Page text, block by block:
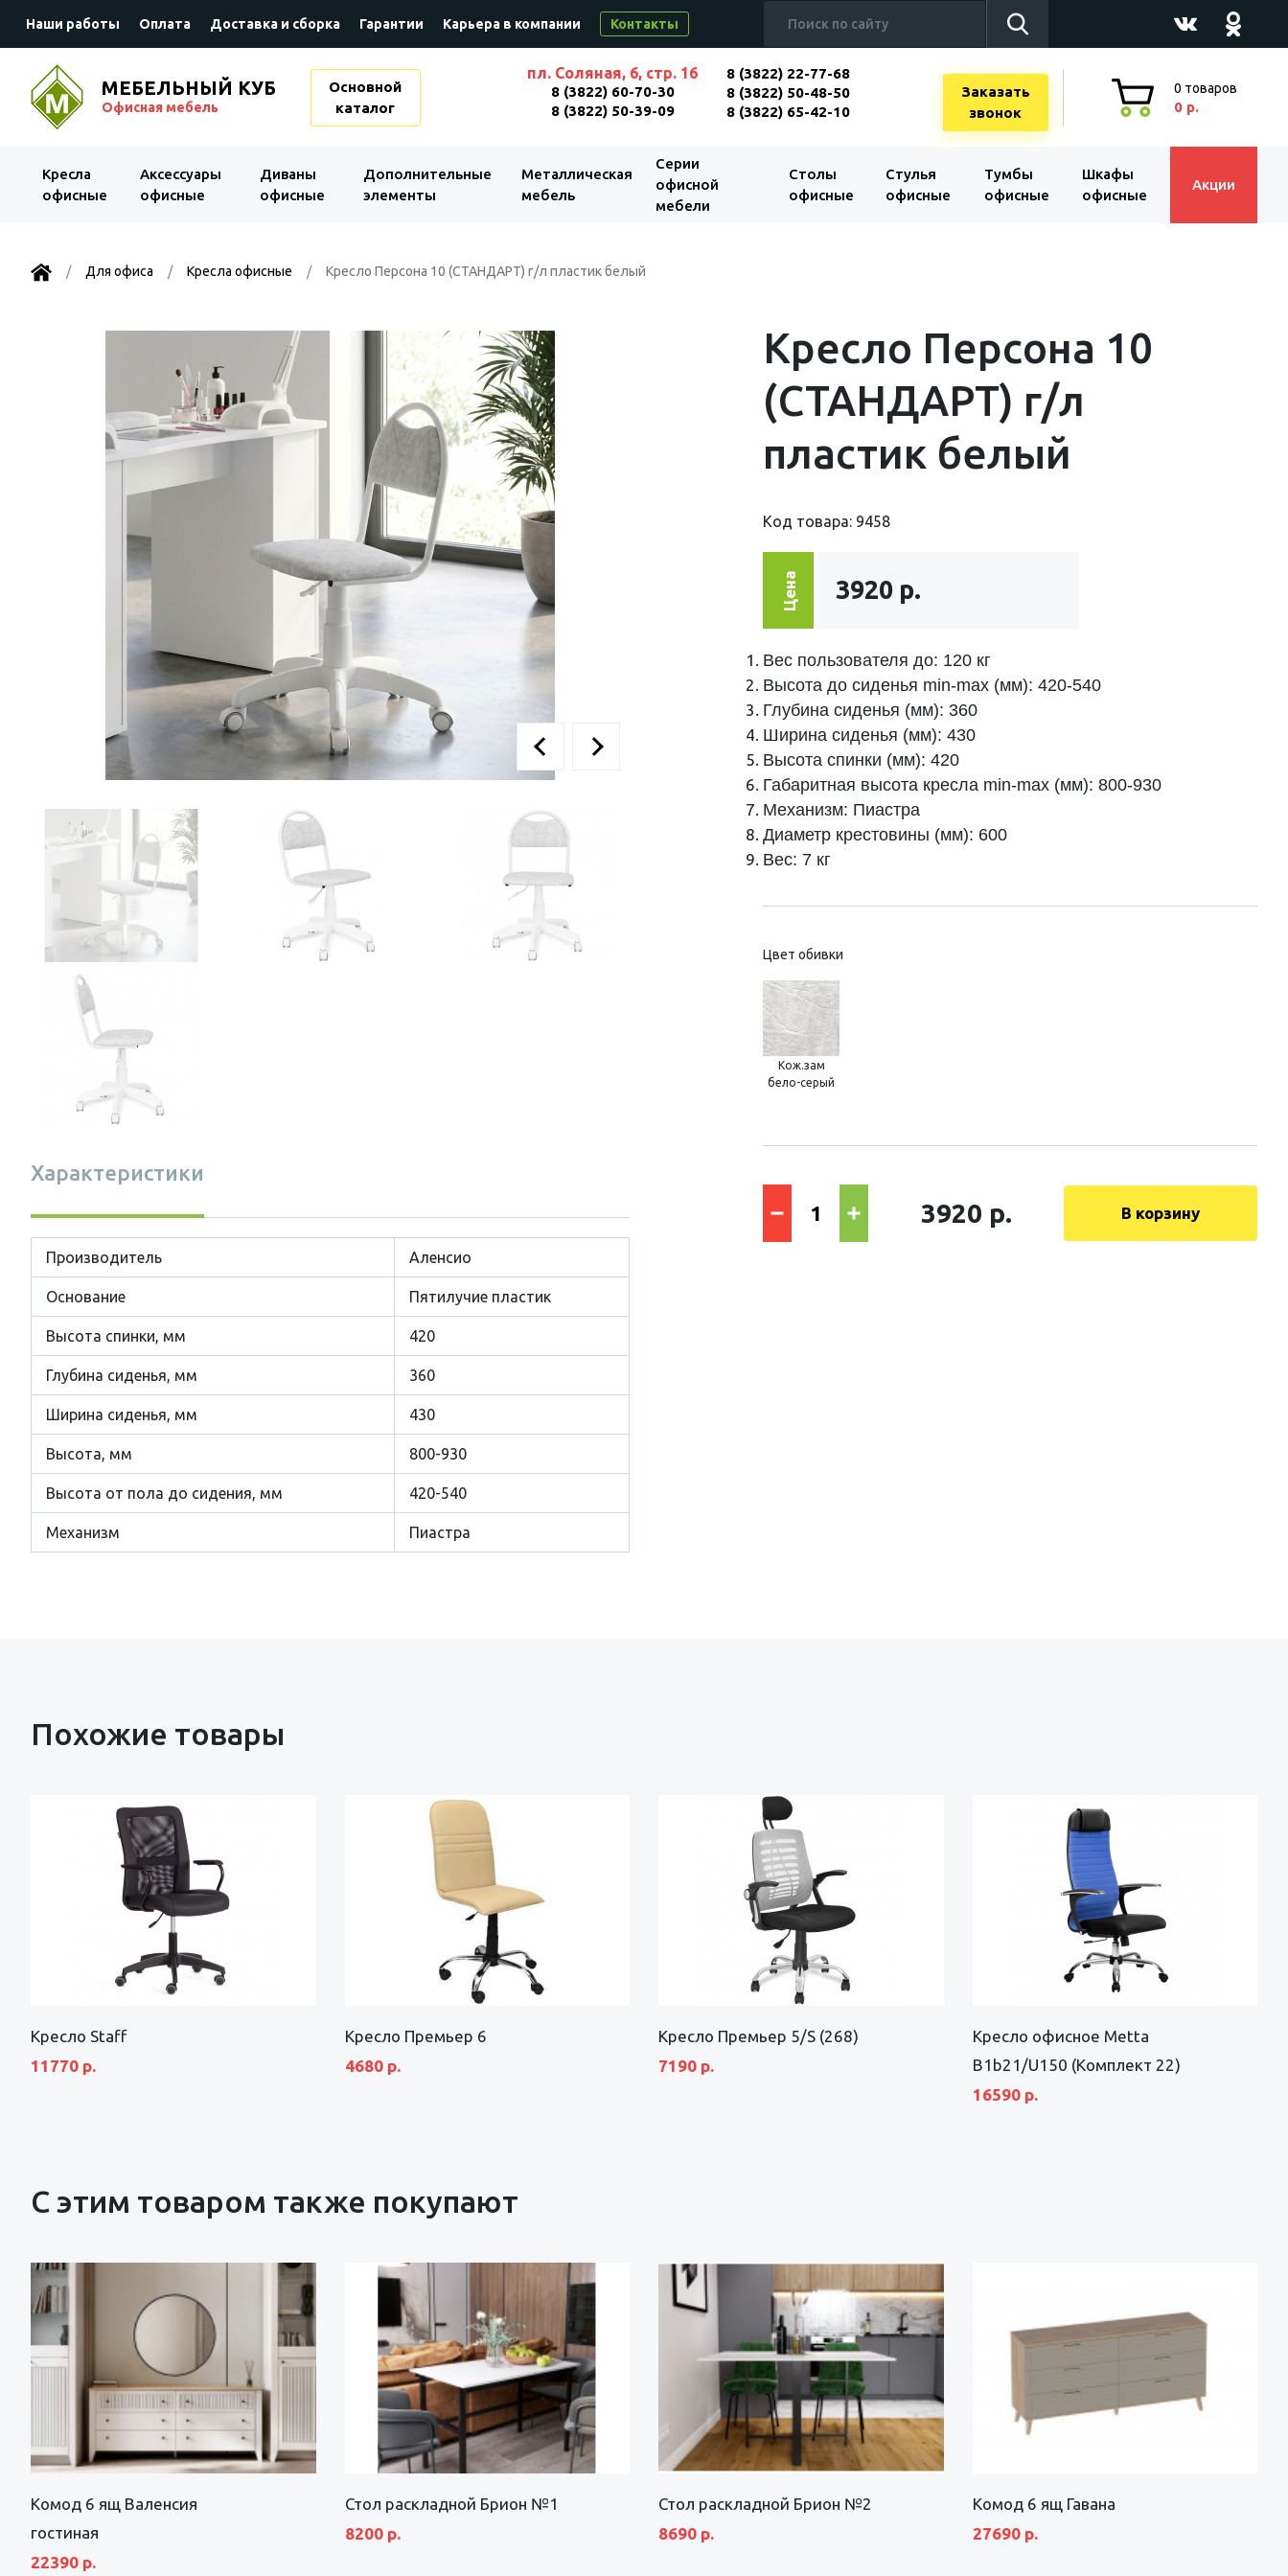
Наши работы Оплата Доставка и сборка Гарантии Карьера в компании Контакты
МЕБЕЛЬНЫЙ КУБ
Офисная мебель
Основной
каталог
пл. Соляная, 6, стр. 16
8 (3822) 60-70-30
8 (3822) 50-39-09
8 (3822) 22-77-68
8 (3822) 50-48-50
8 (3822) 65-42-10
Заказать
звонок
0 товаров
0 р.
Kресла
офисные
Аксессуары
офисные
Диваны
офисные
Дополнительные
элементы
Металлическая
мебель
Серии
офисной
мебели
Столы
офисные
Стулья
офисные
Тумбы
офисные
Шкафы
офисные
Акции
Для офиса Kресла офисные Кресло Персона 10 (СТАНДАРТ) г/л пластик белый
Характеристики
Производитель Аленсио
Основание Пятилучие пластик
Высота спинки, мм 420
Глубина сиденья, мм 360
Ширина сиденья, мм 430
Высота, мм 800-930
Высота от пола до сидения, мм 420-540
Механизм Пиастра
Кресло Персона 10
(СТАНДАРТ) г/л
пластик белый
Код товара: 9458
Цена 3920 р.
Вес пользователя до: 120 кг
Высота до сиденья min-max (мм): 420-540
Глубина сиденья (мм): 360
Ширина сиденья (мм): 430
Высота спинки (мм): 420
Габаритная высота кресла min-max (мм): 800-930
Механизм: Пиастра
Диаметр крестовины (мм): 600
Вес: 7 кг
Цвет обивки
Кож.зам
бело-серый
3920 р. В корзину
Похожие товары
Кресло Staff
11770 р.
Кресло Премьер 6
4680 р.
Кресло Премьер 5/S (268)
7190 р.
Кресло офисное Metta
B1b21/U150 (Комплект 22)
16590 р.
С этим товаром также покупают
Комод 6 ящ Валенсия
гостиная
22390 р.
Стол раскладной Брион №1
8200 р.
Стол раскладной Брион №2
8690 р.
Комод 6 ящ Гавана
27690 р.